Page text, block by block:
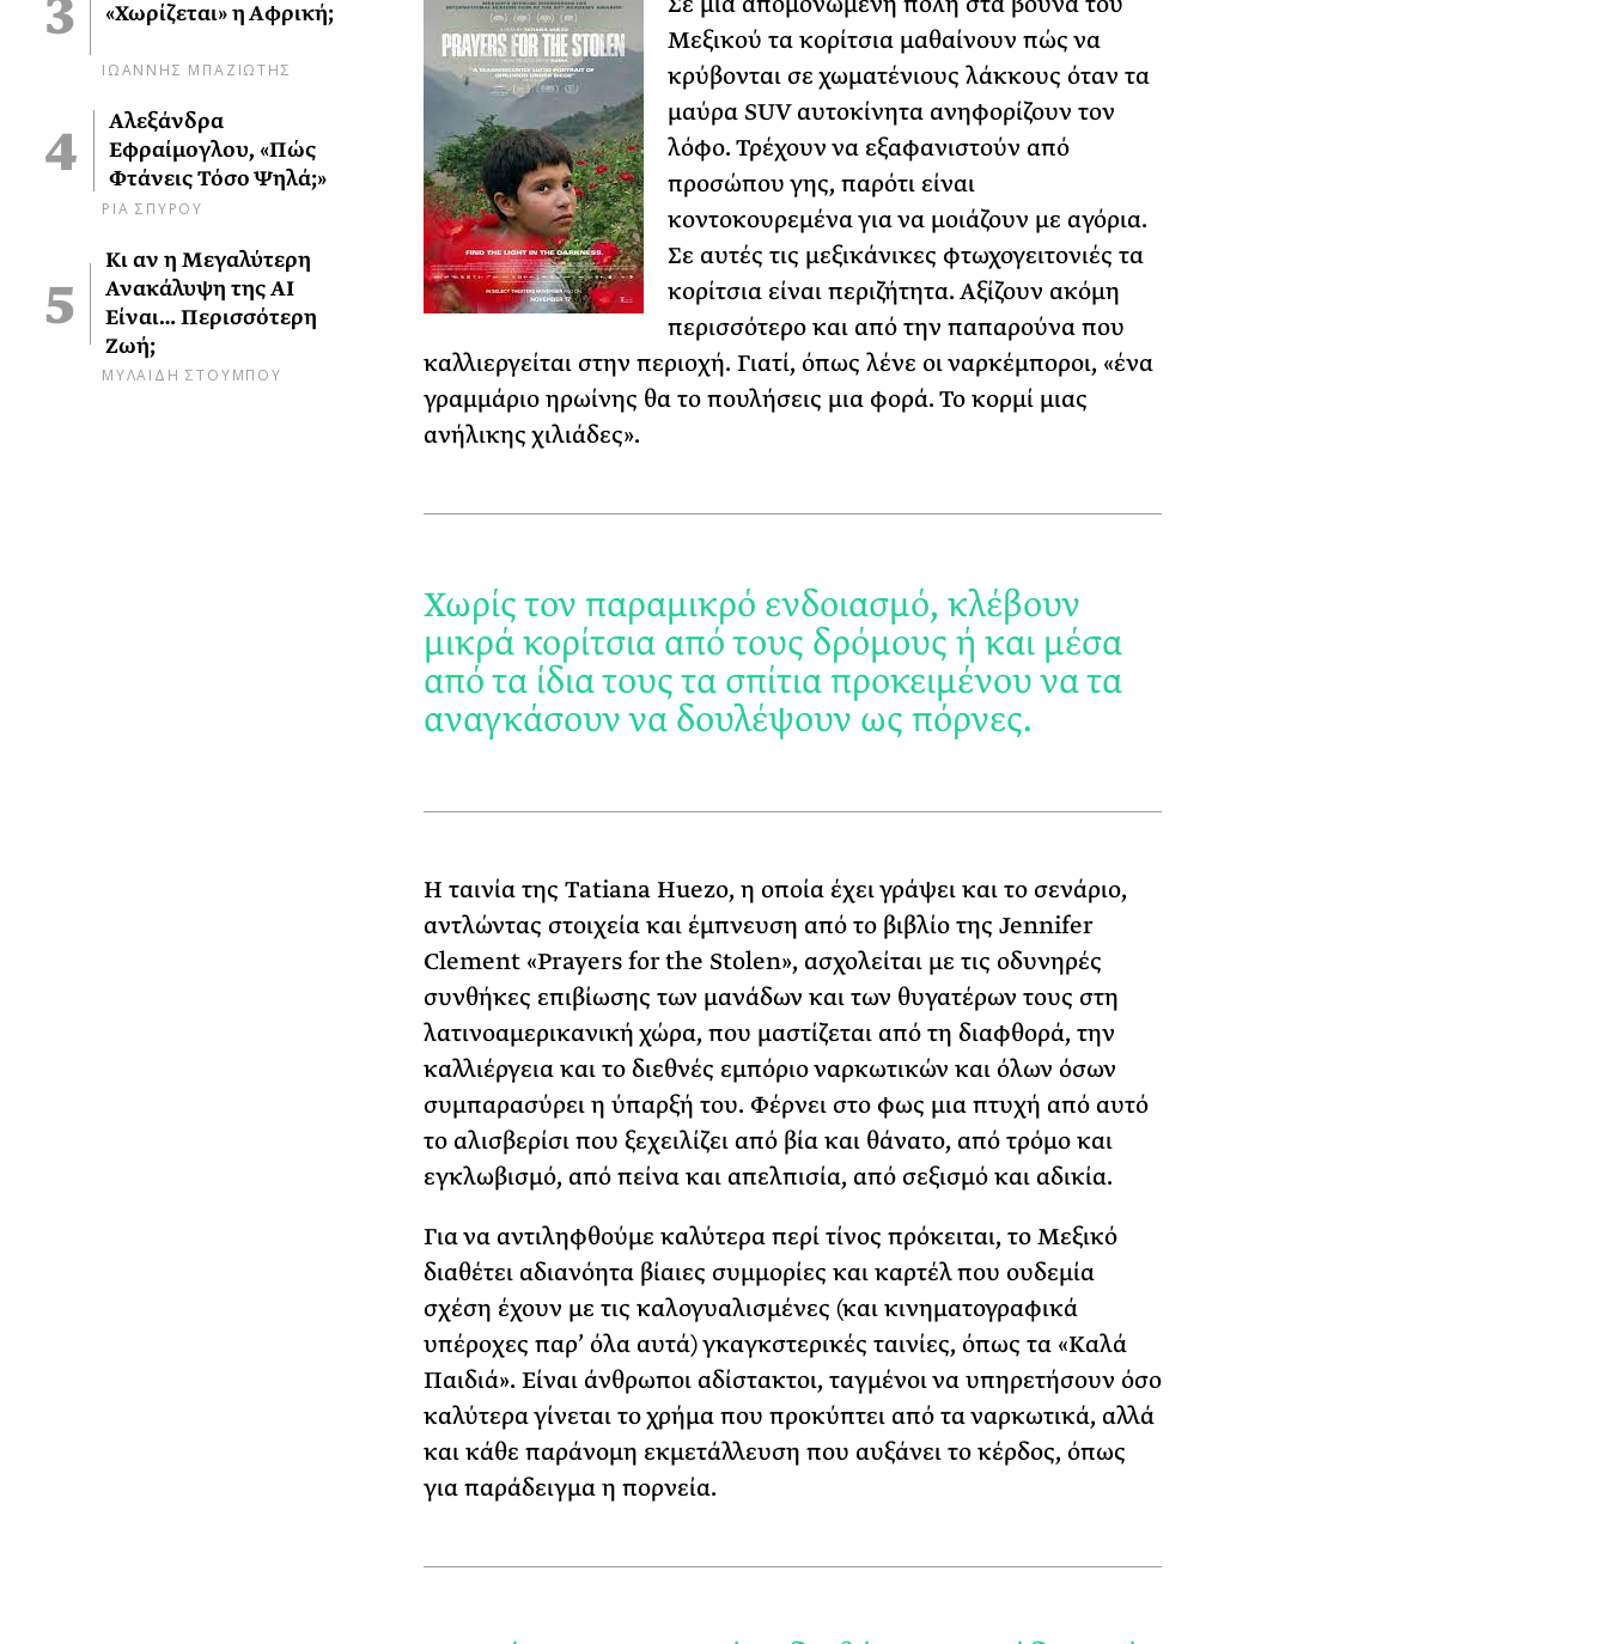
«Χωρίζεται» η Αφρική;
ΙΩΑΝΝΗΣ ΜΠΑΖΙΩΤΗΣ
Αλεξάνδρα
Εφραίμογλου, «Πώς
Φτάνεις Τόσο Ψηλά;»
ΡΙΑ ΣΠΥΡΟΥ
Κι αν η Μεγαλύτερη
Ανακάλυψη της AI
Είναι… Περισσότερη
Ζωή;
ΜΥΛΑΙΔΗ ΣΤΟΥΜΠΟΥ
Μεξικού τα κορίτσια μαθαίνουν πώς να
κρύβονται σε χωματένιους λάκκους όταν τα
μαύρα SUV αυτοκίνητα ανηφορίζουν τον
λόφο. Τρέχουν να εξαφανιστούν από
προσώπου γης, παρότι είναι
κοντοκουρεμένα για να μοιάζουν με αγόρια.
Σε αυτές τις μεξικάνικες φτωχογειτονιές τα
κορίτσια είναι περιζήτητα. Αξίζουν ακόμη
περισσότερο και από την παπαρούνα που
καλλιεργείται στην περιοχή. Γιατί, όπως λένε οι ναρκέμποροι, «ένα
γραμμάριο ηρωίνης θα το πουλήσεις μια φορά. Το κορμί μιας
ανήλικης χιλιάδες».
Χωρίς τον παραμικρό ενδοιασμό, κλέβουν
μικρά κορίτσια από τους δρόμους ή και μέσα
από τα ίδια τους τα σπίτια προκειμένου να τα
αναγκάσουν να δουλέψουν ως πόρνες.
Η ταινία της Tatiana Huezo, η οποία έχει γράψει και το σενάριο,
αντλώντας στοιχεία και έμπνευση από το βιβλίο της Jennifer
Clement «Prayers for the Stolen», ασχολείται με τις οδυνηρές
συνθήκες επιβίωσης των μανάδων και των θυγατέρων τους στη
λατινοαμερικανική χώρα, που μαστίζεται από τη διαφθορά, την
καλλιέργεια και το διεθνές εμπόριο ναρκωτικών και όλων όσων
συμπαρασύρει η ύπαρξή του. Φέρνει στο φως μια πτυχή από αυτό
το αλισβερίσι που ξεχειλίζει από βία και θάνατο, από τρόμο και
εγκλωβισμό, από πείνα και απελπισία, από σεξισμό και αδικία.
Για να αντιληφθούμε καλύτερα περί τίνος πρόκειται, το Μεξικό
διαθέτει αδιανόητα βίαιες συμμορίες και καρτέλ που ουδεμία
σχέση έχουν με τις καλογυαλισμένες (και κινηματογραφικά
υπέροχες παρ’ όλα αυτά) γκαγκστερικές ταινίες, όπως τα «Καλά
Παιδιά». Είναι άνθρωποι αδίστακτοι, ταγμένοι να υπηρετήσουν όσο
καλύτερα γίνεται το χρήμα που προκύπτει από τα ναρκωτικά, αλλά
και κάθε παράνομη εκμετάλλευση που αυξάνει το κέρδος, όπως
για παράδειγμα η πορνεία.